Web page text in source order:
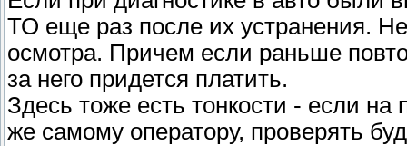
ТО еще раз после их устранения.
осмотра. Причем если раньше
за него придется платить.
Здесь тоже есть тонкости - если
же самому оператору, проверять